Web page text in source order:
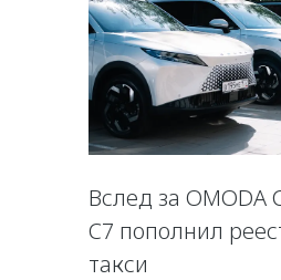
Вслед за OMODA
C7 пополнил
такси